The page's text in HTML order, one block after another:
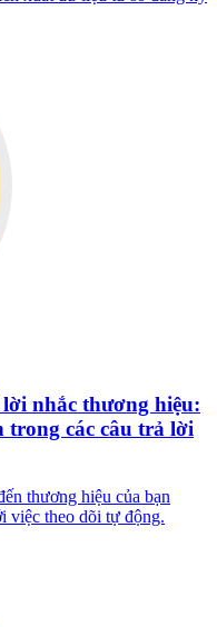
nhắc thương hiệu:
trong các câu trả lời
thương hiệu của bạn
việc theo dõi tự động.